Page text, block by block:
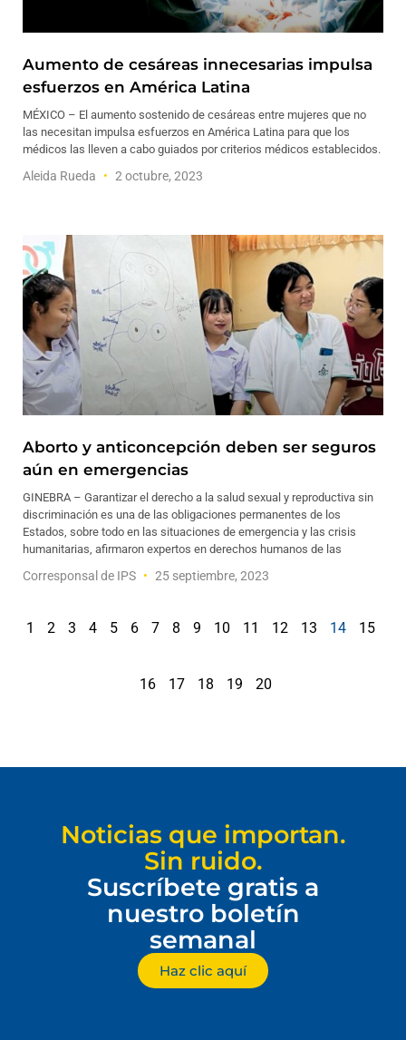
Aumento de cesáreas innecesarias impulsa
esfuerzos en América Latina
MÉXICO – El aumento sostenido de cesáreas entre mujeres que no
las necesitan impulsa esfuerzos en América Latina para que los
médicos las lleven a cabo guiados por criterios médicos establecidos.
Aleida Rueda 2 octubre, 2023
Aborto y anticoncepción deben ser seguros
aún en emergencias
GINEBRA – Garantizar el derecho a la salud sexual y reproductiva sin
discriminación es una de las obligaciones permanentes de los
Estados, sobre todo en las situaciones de emergencia y las crisis
humanitarias, afirmaron expertos en derechos humanos de las
Corresponsal de IPS 25 septiembre, 2023
1 2 3 4 5 6 7 8 9 10 11 12 13 14 15
16 17 18 19 20
Noticias que importan.
Sin ruido.
Suscríbete gratis a
nuestro boletín
semanal
Haz clic aquí